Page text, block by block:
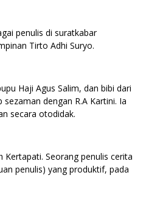
penulis di suratkabar
Tirto Adhi Suryo.
Haji Agus Salim, dan bibi dari
dengan R.A Kartini. Ia
secara otodidak.
Kertapati. Seorang penulis cerita
penulis) yang produktif, pada